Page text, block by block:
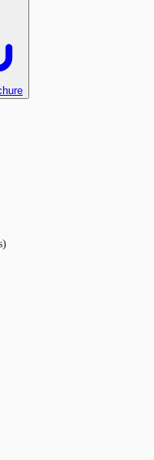
)